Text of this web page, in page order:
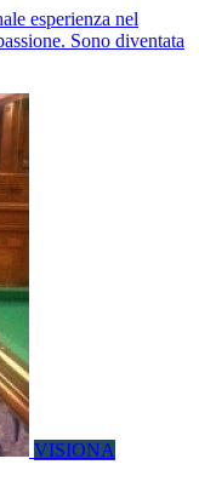
esperienza nel
Sono diventata
VISIONA